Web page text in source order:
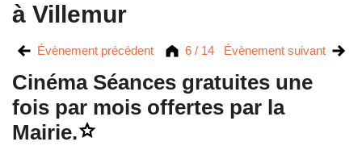
à Villemur
Évènement précédent 6 / 14 Évènement suivant
Cinéma Séances gratuites une
fois par mois offertes par la
Mairie.Ajouter
Cinéma